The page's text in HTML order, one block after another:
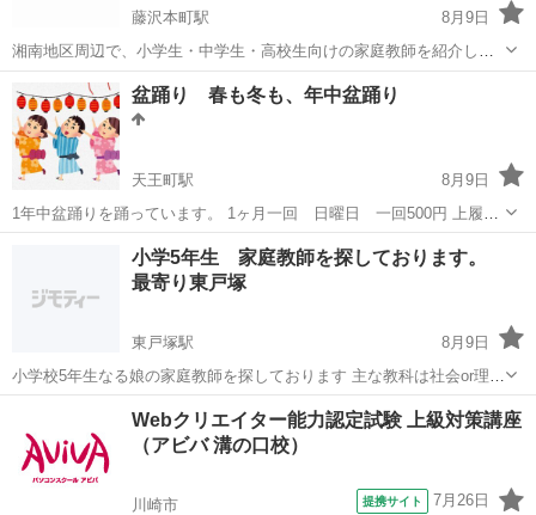
藤沢本町駅
8月9日
湘南地区周辺で、小学生・中学生・高校生向けの家庭教師を紹介して
います😊 まずは無料相談（30分）だけでも大歓迎です！ ・勉強方法
がわからない ・成績が伸び悩んでいる ・中学受験を考えている ・塾
と併用したい など、お気軽に...
藤沢市 藤沢本町駅 家庭教師 湘南
盆踊り 春も冬も、年中盆踊り
天王町駅
8月9日
1年中盆踊りを踊っています。 1ヶ月一回 日曜日 一回500円 上履
き 服装自由 笑顔と笑い声に溢れた、とびきりの覇気で元気になれる
天王町駅 日本舞踊 盆踊り
小学5年生 家庭教師を探しております。
最寄り東戸塚
東戸塚駅
8月9日
小学校5年生なる娘の家庭教師を探しております 主な教科は社会or理科
です。 進め方は娘の状態を見ていただき先生のご判断で進めて頂けれ
ばと存じます。何かコツを掴めればいいのですが… できたら、60分
1500円交...
東戸塚駅 家庭教師 先生
Webクリエイター能力認定試験 上級対策講座
（アビバ 溝の口校）
川崎市 提携サイト 7月26日